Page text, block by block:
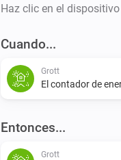
Haz clic en el
Cuando...
Grott
El contador de
Entonces...
Grott